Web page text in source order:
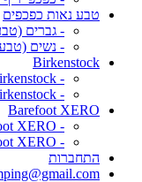
טבע נאות כפכפים
- גברים
- נשים
Birkenstock
- Birkenstock גברים
- Birkenstock נשים
Barefoot XERO
- Barefoot XERO גברים
- Barefoot XERO נשים
התחברות